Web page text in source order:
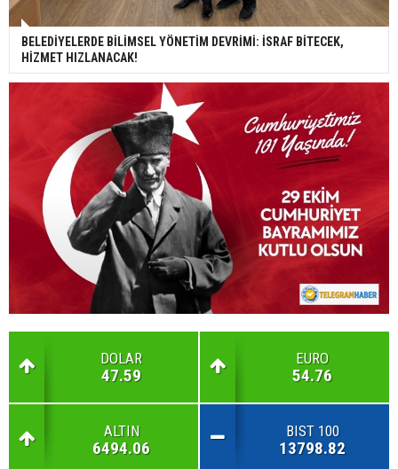
BELEDİYELERDE BİLİMSEL YÖNETİM DEVRİMİ: İSRAF BİTECEK,
HİZMET HIZLANACAK!
DOLAR
47.59
EURO
54.76
ALTIN
6494.06
BIST 100
13798.82